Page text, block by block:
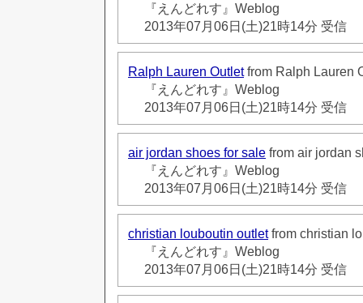
『えんどれす』Weblog
2013年07月06日(土)21時14分 受信
Ralph Lauren Outletfrom Ralph Lauren
『えんどれす』Weblog
2013年07月06日(土)21時14分 受信
air jordan shoes for sale from air jordan
『えんどれす』Weblog
2013年07月06日(土)21時14分 受信
christian louboutin outletfrom christian
『えんどれす』Weblog
2013年07月06日(土)21時14分 受信